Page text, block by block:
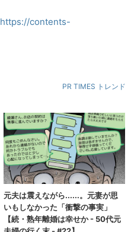
https://contents-
PR TIMES トレンド